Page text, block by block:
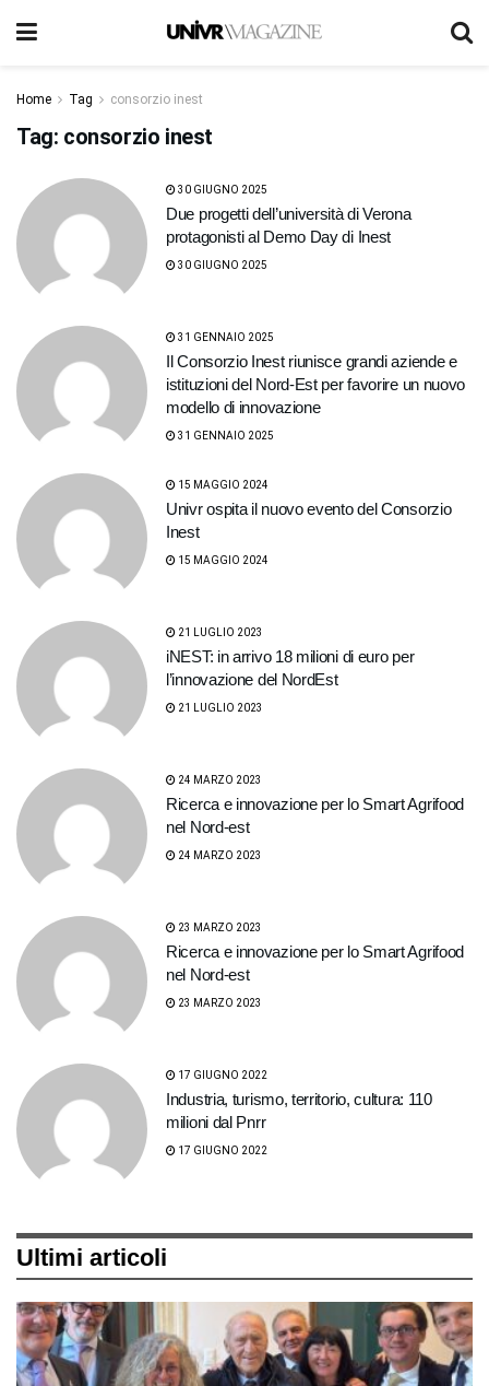
Home Tag consorzio inest
Tag: consorzio inest
30 GIUGNO 2025
Due progetti dell’università di Verona
protagonisti al Demo Day di Inest
30 GIUGNO 2025
31 GENNAIO 2025
Il Consorzio Inest riunisce grandi aziende e
istituzioni del Nord-Est per favorire un nuovo
modello di innovazione
31 GENNAIO 2025
15 MAGGIO 2024
Univr ospita il nuovo evento del Consorzio
Inest
15 MAGGIO 2024
21 LUGLIO 2023
iNEST: in arrivo 18 milioni di euro per
l’innovazione del NordEst
21 LUGLIO 2023
24 MARZO 2023
Ricerca e innovazione per lo Smart Agrifood
nel Nord-est
24 MARZO 2023
23 MARZO 2023
Ricerca e innovazione per lo Smart Agrifood
nel Nord-est
23 MARZO 2023
17 GIUGNO 2022
Industria, turismo, territorio, cultura: 110
milioni dal Pnrr
17 GIUGNO 2022
Ultimi articoli